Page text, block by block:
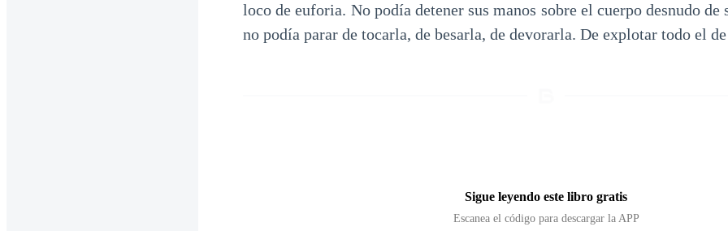
loco de euforia. No podía detener sus manos sobre el cuerpo desnudo de
no podía parar de tocarla, de besarla, de devorarla. De explotar todo el de
Sigue leyendo este libro gratis
Escanea el código para descargar la APP